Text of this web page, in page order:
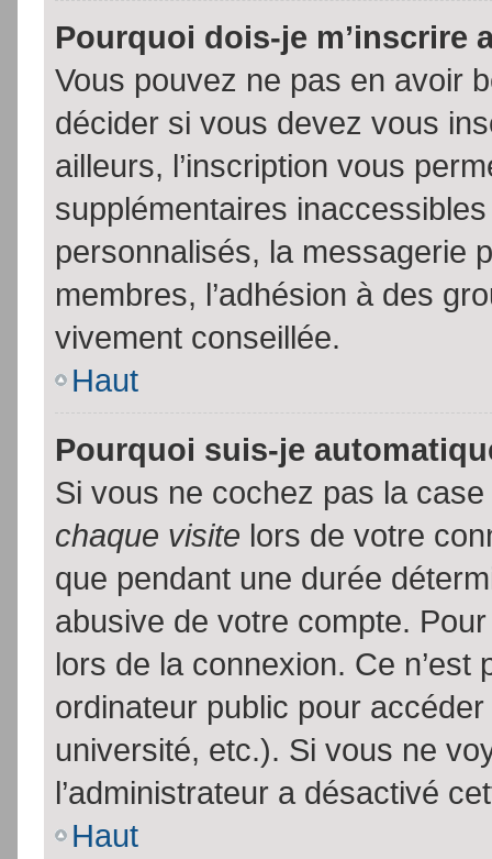
Pourquoi dois-je m’inscrire
Vous pouvez ne pas en avoir
décider si vous devez vous
ailleurs, l’inscription vous
supplémentaires
personnalisés, la messagerie
membres, l’adhésion à des
vivement conseillée.
Haut
Pourquoi suis-je
Si vous ne cochez pas la case
chaque visite lors de votre
que pendant une durée
abusive de votre compte.
lors de la connexion. Ce
ordinateur public pour
université, etc.). Si vous ne
l’administrateur a désactivé
Haut